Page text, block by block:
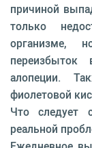
причиной
только
организме,
алопеции.
фиолетовой
Что следует
реальной